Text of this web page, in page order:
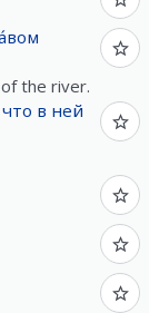
the river.
что в ней